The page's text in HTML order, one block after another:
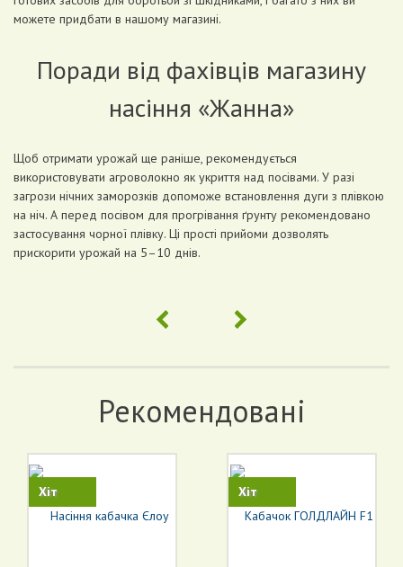
можете придбати в нашому магазині.
Поради від фахівців магазину
насіння «Жанна»
Щоб отримати урожай ще раніше, рекомендується
використовувати агроволокно як укриття над посівами. У разі
загрози нічних заморозків допоможе встановлення дуги з плівкою
на ніч. А перед посівом для прогрівання ґрунту рекомендовано
застосування чорної плівку. Ці прості прийоми дозволять
прискорити урожай на 5–10 днів.
Рекомендовані
Хіт Хіт